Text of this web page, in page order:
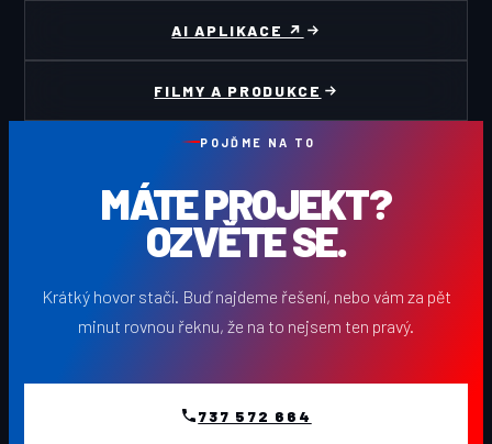
AI APLIKACE ↗
FILMY A PRODUKCE
POJĎME NA TO
MÁTE PROJEKT?
OZVĚTE SE.
Krátký hovor stačí. Buď najdeme řešení, nebo vám za pět
minut rovnou řeknu, že na to nejsem ten pravý.
737 572 664